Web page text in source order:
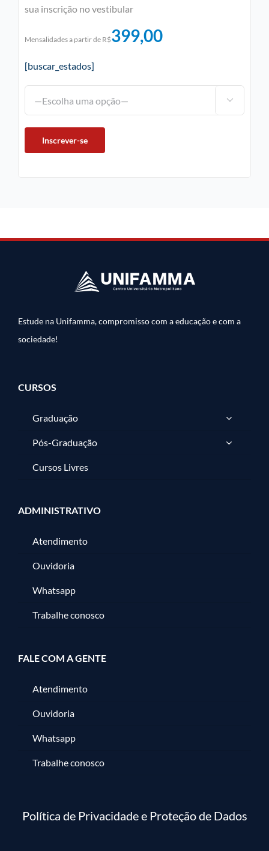
sua inscrição no vestibular
Mensalidades a partir de R$399,00
[buscar_estados]

Estude na Unifamma, compromisso com a educação e com a
sociedade!
CURSOS
Graduação
Pós-Graduação
Cursos Livres
ADMINISTRATIVO
Atendimento
Ouvidoria
Whatsapp
Trabalhe conosco
FALE COM A GENTE
Atendimento
Ouvidoria
Whatsapp
Trabalhe conosco
Política de Privacidade e Proteção de Dados